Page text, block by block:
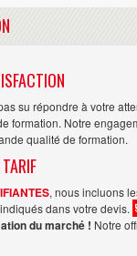
su répondre à votre
formation. Notre
qualité de formation.
, nous incluons
dans votre devis.
du marché ! Notre